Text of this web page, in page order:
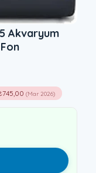
Akvaryum
(Mar 2026)